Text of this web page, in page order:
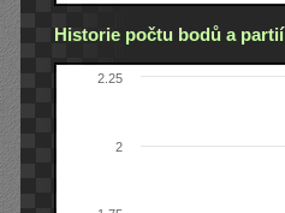
Historie počtu bodů a partií
2
2.25